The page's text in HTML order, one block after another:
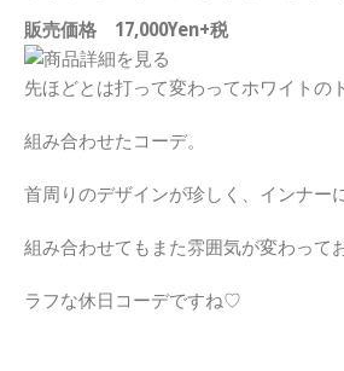
販売価格 17,000Yen+税
先ほどとは打って変わってホワイトの
組み合わせたコーデ。
首周りのデザインが珍しく、インナー
組み合わせてもまた雰囲気が変わって
ラフな休日コーデですね♡